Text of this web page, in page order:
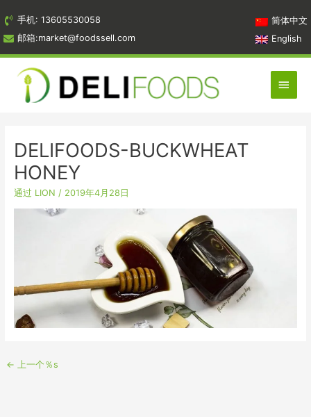
到
内
容
手机: 13605530058
邮箱:market@foodssell.com
简体中文
English
主
菜
DELIFOODS-BUCKWHEAT
HONEY
通过 LION / 2019年4月28日
← 上一个％s